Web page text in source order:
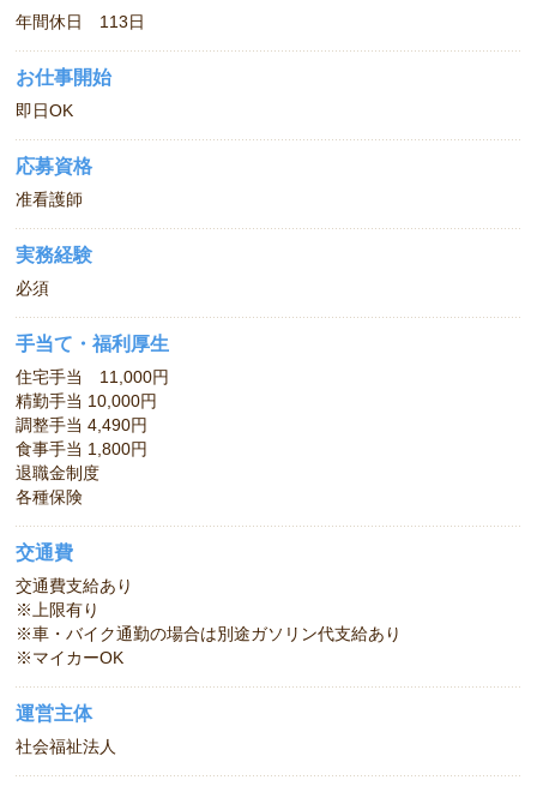
年間休日 113日
お仕事開始
即日OK
応募資格
准看護師
実務経験
必須
手当て・福利厚生
住宅手当 11,000円
精勤手当 10,000円
調整手当 4,490円
食事手当 1,800円
退職金制度
各種保険
交通費
交通費支給あり
※上限有り
※車・バイク通勤の場合は別途ガソリン代支給あり
※マイカーOK
運営主体
社会福祉法人